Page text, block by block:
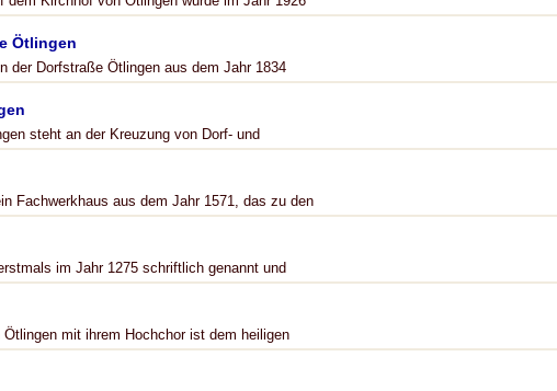
Ötlingen
der Dorfstraße Ötlingen aus dem Jahr 1834
steht an der Kreuzung von Dorf- und
Fachwerkhaus aus dem Jahr 1571, das zu den
im Jahr 1275 schriftlich genannt und
mit ihrem Hochchor ist dem heiligen